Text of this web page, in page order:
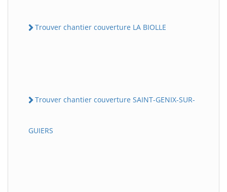
Trouver chantier couverture LA BIOLLE
Trouver chantier couverture SAINT-GENIX-SUR-
GUIERS